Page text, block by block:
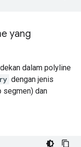
yang
dalam polyline
dengan jenis
segmen) dan